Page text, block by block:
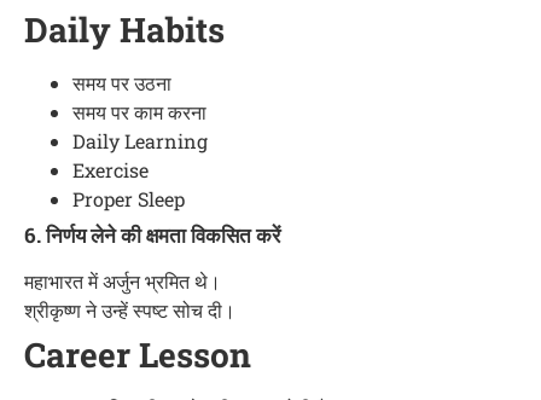
Daily Habits
समय पर उठना
समय पर काम करना
Daily Learning
Exercise
Proper Sleep
6. निर्णय लेने की क्षमता विकसित करें
महाभारत में अर्जुन भ्रमित थे।
श्रीकृष्ण ने उन्हें स्पष्ट सोच दी।
Career Lesson